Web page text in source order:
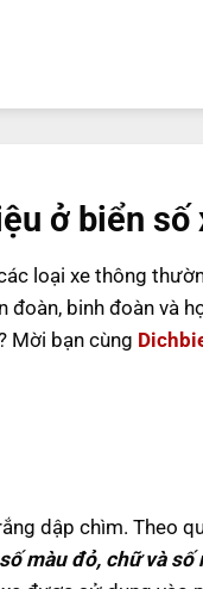
ở biển số
loại xe thông
binh đoàn và
Mời bạn cùng
dập chìm. Theo
màu đỏ, chữ và số